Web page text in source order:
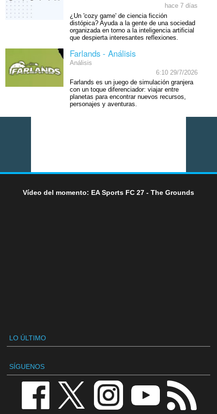
hace 7 días
¿Un 'cozy game' de ciencia ficción
distópica? Ayuda a la gente de una sociedad
organizada en torno a la inteligencia artificial
que despierta interesantes reflexiones.
Farlands - Análisis
Análisis
6:10 29/7/2026
Farlands es un juego de simulación granjera
con un toque diferenciador: viajar entre
planetas para encontrar nuevos recursos,
personajes y aventuras.
Vídeo del momento: EA Sports FC 27 - The Grounds
LO ÚLTIMO
SÍGUENOS